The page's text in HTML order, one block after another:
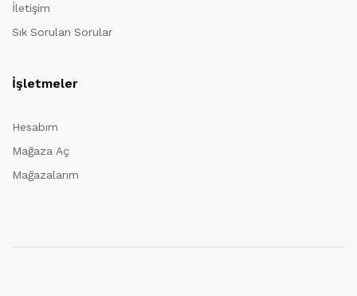
İletişim
Sık Sorulan Sorular
İşletmeler
Hesabım
Mağaza Aç
Mağazalarım